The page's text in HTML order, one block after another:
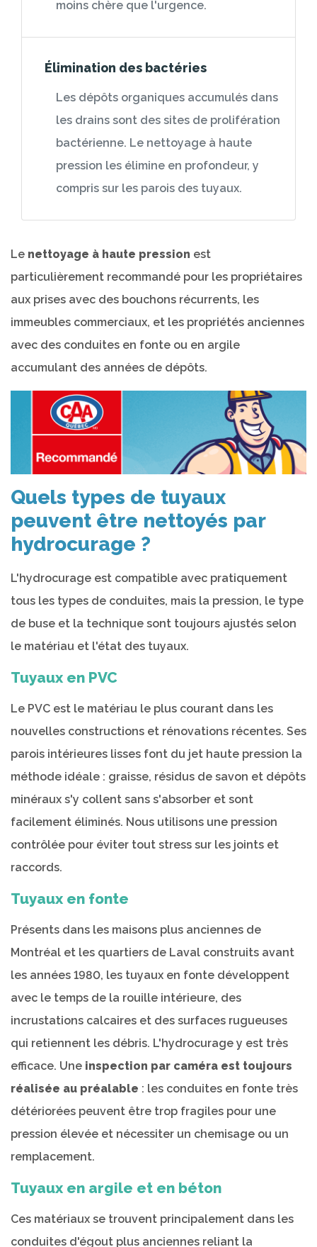
moins chère que l'urgence.
Élimination des bactéries
Les dépôts organiques accumulés dans
les drains sont des sites de prolifération
bactérienne. Le nettoyage à haute
pression les élimine en profondeur, y
compris sur les parois des tuyaux.
Le nettoyage à haute pression est
particulièrement recommandé pour les propriétaires
aux prises avec des bouchons récurrents, les
immeubles commerciaux, et les propriétés anciennes
avec des conduites en fonte ou en argile
accumulant des années de dépôts.
Quels types de tuyaux
peuvent être nettoyés par
hydrocurage ?
L'hydrocurage est compatible avec pratiquement
tous les types de conduites, mais la pression, le type
de buse et la technique sont toujours ajustés selon
le matériau et l'état des tuyaux.
Tuyaux en PVC
Le PVC est le matériau le plus courant dans les
nouvelles constructions et rénovations récentes. Ses
parois intérieures lisses font du jet haute pression la
méthode idéale : graisse, résidus de savon et dépôts
minéraux s'y collent sans s'absorber et sont
facilement éliminés. Nous utilisons une pression
contrôlée pour éviter tout stress sur les joints et
raccords.
Tuyaux en fonte
Présents dans les maisons plus anciennes de
Montréal et les quartiers de Laval construits avant
les années 1980, les tuyaux en fonte développent
avec le temps de la rouille intérieure, des
incrustations calcaires et des surfaces rugueuses
qui retiennent les débris. L'hydrocurage y est très
efficace. Une inspection par caméra est toujours
réalisée au préalable : les conduites en fonte très
détériorées peuvent être trop fragiles pour une
pression élevée et nécessiter un chemisage ou un
remplacement.
Tuyaux en argile et en béton
Ces matériaux se trouvent principalement dans les
conduites d'égout plus anciennes reliant la